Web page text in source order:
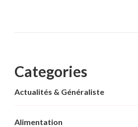
Categories
Actualités & Généraliste
Alimentation